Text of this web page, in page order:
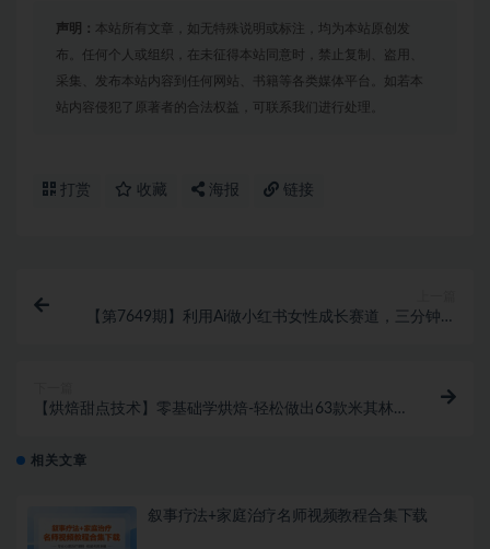
声明： 本站所有文章，如无特殊说明或标注，均为本站原创发
布。任何个人或组织，在未征得本站同意时，禁止复制、盗用、
采集、发布本站内容到任何网站、书籍等各类媒体平台。如若本
站内容侵犯了原著者的合法权益，可联系我们进行处理。
打赏 收藏 海报 链接
【第7649期】利用Ai做小红书女性成长赛道，三分钟制
【烘焙甜点技术】零基础学烘焙-轻松做出63款米其林
相关文章
叙事疗法+家庭治疗名师视频教程合集下载